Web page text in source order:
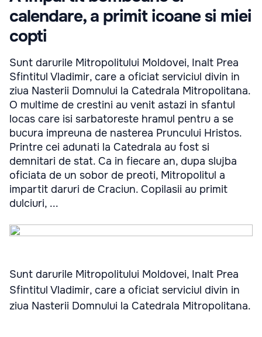
calendare, a primit icoane si miei
copti
Sunt darurile Mitropolitului Moldovei, Inalt Prea
Sfintitul Vladimir, care a oficiat serviciul divin in
ziua Nasterii Domnului la Catedrala Mitropolitana.
O multime de crestini au venit astazi in sfantul
locas care isi sarbatoreste hramul pentru a se
bucura impreuna de nasterea Pruncului Hristos.
Printre cei adunati la Catedrala au fost si
demnitari de stat. Ca in fiecare an, dupa slujba
oficiata de un sobor de preoti, Mitropolitul a
impartit daruri de Craciun. Copilasii au primit
dulciuri, ...
Sunt darurile Mitropolitului Moldovei, Inalt Prea
Sfintitul Vladimir, care a oficiat serviciul divin in
ziua Nasterii Domnului la Catedrala Mitropolitana.